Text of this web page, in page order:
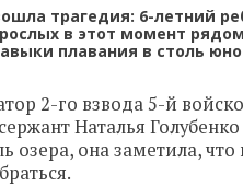
трагедия: 6-летний
в этот момент
плавания в столь
2-го взвода 5-й
Наталья
она заметила, что